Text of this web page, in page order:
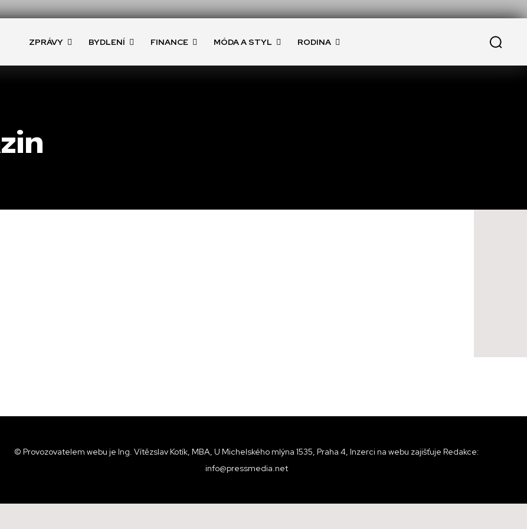
ZPRÁVY BYDLENÍ FINANCE MÓDA A STYL RODINA
© Provozovatelem webu je Ing. Vítězslav Kotík, MBA, U Michelského mlýna 1535, Praha 4, Inzerci na webu zajišťuje Redakce:
info@pressmedia.net